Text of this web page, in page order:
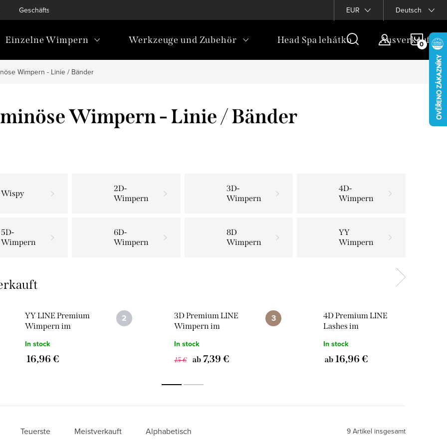
Geschäftsbedingungen Treueprogramm
EUR Deutsch
Einzelne Wimpern Werkzeuge und Zubehör Head Spa lehátko Ausverkauf
Wimpern - Linie / Bänder
Wimpern - Linie / Bänder
Wispy
2D-
Wimpern
3D-
Wimpern
4D-
Wimpern
5D-
Wimpern
6D-
Wimpern
8D
Wimpern
YY
Wimpern
YY LINE Premium
Wimpern im
1.920 Stk
In stock
16,96 €
3D Premium LINE
Wimpern im
1.000 Stück
In stock
15 € ab 7,39 €
4D Premium LINE
Lashes im
1.000 Stück
In stock
ab 16,96 €
Teuerste Meistverkauft Alphabetisch 9 Artikel insgesamt